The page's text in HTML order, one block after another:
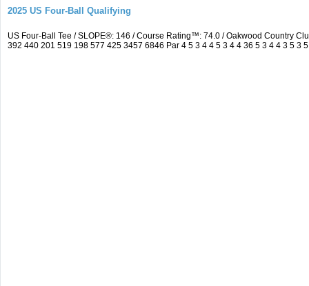
2025 US Four-Ball Qualifying
US Four-Ball Tee / SLOPE®: 146 / Course Rating™: 74.0 / Oakwood Country
392 440 201 519 198 577 425 3457 6846 Par 4 5 3 4 4 5 3 4 4 36 5 3 4 4 3 5 3